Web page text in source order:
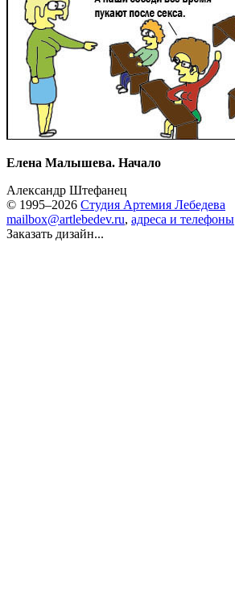
Елена Малышева. Начало
Александр Штефанец
© 1995–2026 Студия Артемия Лебедева
mailbox@artlebedev.ru, адреса и телефоны
Заказать дизайн...